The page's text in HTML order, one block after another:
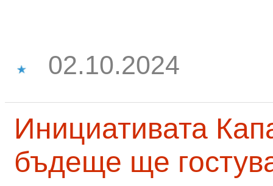
02.10.2024
Инициативата
бъдеще ще